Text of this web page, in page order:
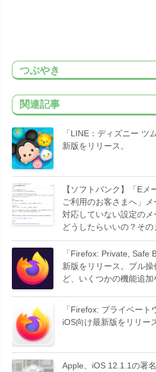
つぶやき
関連記事
「LINE：ディズニー ツ
新版をリリース。
【ソフトバンク】「E
ご利用のお客さまへ」
対応していない設定の
どうしたらいいの？そ
「Firefox: Private, Safe
新版をリリース。プル
ど、いくつかの機能追加
「Firefox: プライベート
iOS向け最新版をリリー
Apple、iOS 12.1.1の署